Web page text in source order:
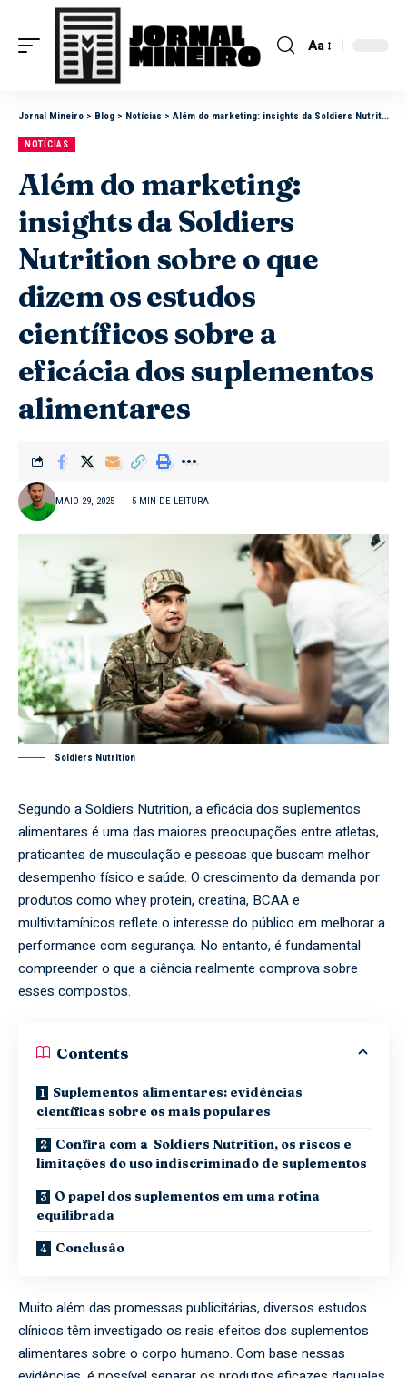
Aa
Jornal Mineiro > Blog > Notícias > Além do marketing: insights da Soldiers Nutrition sobre o que dizem os estudos científicos sobre a eficácia dos suplementos alimentares
NOTÍCIAS
Além do marketing:
insights da Soldiers
Nutrition sobre o que
dizem os estudos
científicos sobre a
eficácia dos suplementos
alimentares
MAIO 29, 2025 5 MIN DE LEITURA
Soldiers Nutrition
Segundo aSoldiers Nutrition, a eficácia dos suplementos
alimentares é uma das maiores preocupações entre atletas,
praticantes de musculação e pessoas que buscam melhor
desempenho físico e saúde. O crescimento da demanda por
produtos como whey protein, creatina, BCAA e
multivitamínicos reflete o interesse do público em melhorar a
performance com segurança. No entanto, é fundamental
compreender o que a ciência realmente comprova sobre
esses compostos.
Contents
Suplementos alimentares: evidências
científicas sobre os mais populares
Confira com a Soldiers Nutrition, os riscos e
limitações do uso indiscriminado de suplementos
O papel dos suplementos em uma rotina
equilibrada
Conclusão
Muito além das promessas publicitárias, diversos estudos
clínicos têm investigado os reais efeitos dos suplementos
alimentares sobre o corpo humano. Com base nessas